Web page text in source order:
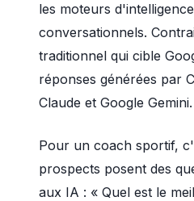
les moteurs
conversationnels.
traditionnel qui cible
réponses générées par
Claude et Google Gemini.
Pour un coach sportif,
prospects posent des
aux IA : « Quel est le